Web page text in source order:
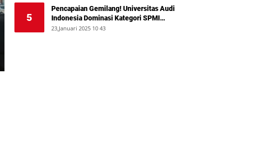
5
Pencapaian Gemilang! Universitas Audi
Indonesia Dominasi Kategori SPMI
Terbaik 2024
23,Januari 2025 10 43